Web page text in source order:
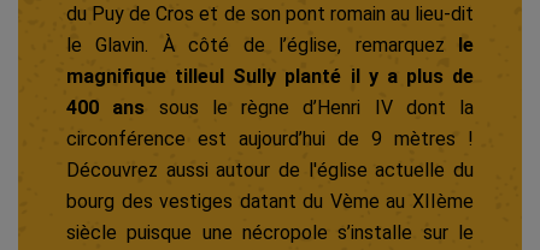
du Puy de Cros et de son pont romain au lieu-dit
le Glavin. À côté de l’église, remarquez le
magnifique tilleul Sully planté il y a plus de
400 ans sous le règne d’Henri IV dont la
circonférence est aujourd’hui de 9 mètres !
Découvrez aussi autour de l'église actuelle du
bourg des vestiges datant du Vème au XIIème
siècle puisque une nécropole s’installe sur le